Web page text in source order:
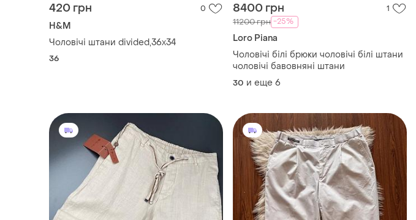
420 грн 0
H&M
Чоловічі штани divided,36x34
36
8400 грн 1
11200 грн -25%
Loro Piana
Чоловічі білі брюки чоловічі білі штани
чоловічі бавовняні штани
30 и еще 6